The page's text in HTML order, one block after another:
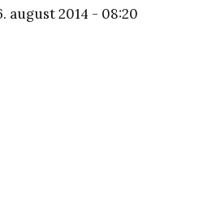
august 2014 - 08:20